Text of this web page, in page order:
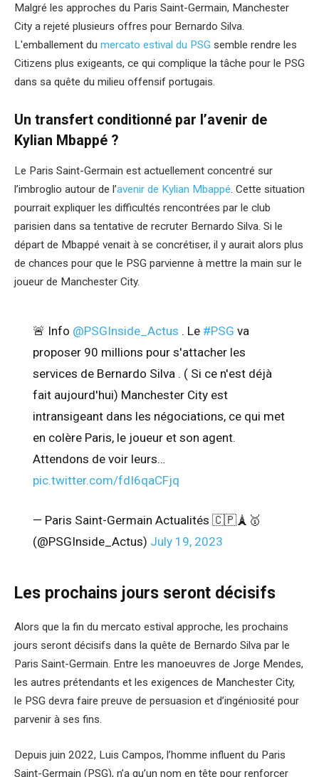
Malgré les approches du Paris Saint-Germain, Manchester
City a rejeté plusieurs offres pour Bernardo Silva.
L'emballement du mercato estival du PSG semble rendre les
Citizens plus exigeants, ce qui complique la tâche pour le PSG
dans sa quête du milieu offensif portugais.
Un transfert conditionné par l’avenir de
Kylian Mbappé ?
Le Paris Saint-Germain est actuellement concentré sur
l’imbroglio autour de l’avenir de Kylian Mbappé. Cette situation
pourrait expliquer les difficultés rencontrées par le club
parisien dans sa tentative de recruter Bernardo Silva. Si le
départ de Mbappé venait à se concrétiser, il y aurait alors plus
de chances pour que le PSG parvienne à mettre la main sur le
joueur de Manchester City.
🚨 Info @PSGInside_Actus . Le #PSG va
proposer 90 millions pour s'attacher les
services de Bernardo Silva . ( Si ce n'est déjà
fait aujourd'hui) Manchester City est
intransigeant dans les négociations, ce qui met
en colère Paris, le joueur et son agent.
Attendons de voir leurs…
pic.twitter.com/fdI6qaCFjq
— Paris Saint-Germain Actualités 🇨🇵🗼🥇
(@PSGInside_Actus) July 19, 2023
Les prochains jours seront décisifs
Alors que la fin du mercato estival approche, les prochains
jours seront décisifs dans la quête de Bernardo Silva par le
Paris Saint-Germain. Entre les manoeuvres de Jorge Mendes,
les autres prétendants et les exigences de Manchester City,
le PSG devra faire preuve de persuasion et d’ingéniosité pour
parvenir à ses fins.
Depuis juin 2022, Luis Campos, l’homme influent du Paris
Saint-Germain (PSG), n’a qu’un nom en tête pour renforcer